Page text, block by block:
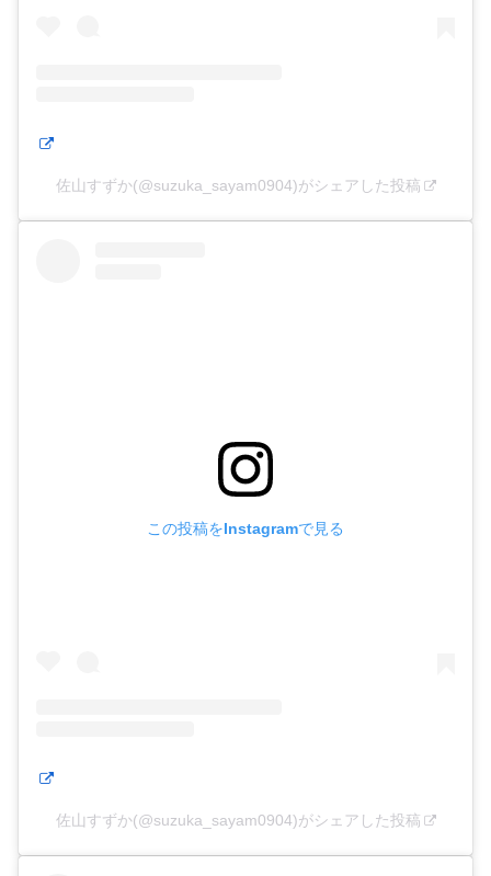
佐山すずか(@suzuka_sayam0904)がシェアした投稿
この投稿をInstagramで見る
佐山すずか(@suzuka_sayam0904)がシェアした投稿